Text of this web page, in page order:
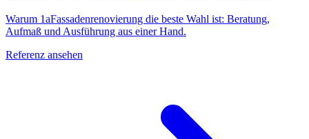
Warum 1aFassadenrenovierung die beste Wahl ist: Beratung,
Aufmaß und Ausführung aus einer Hand.
Referenz ansehen